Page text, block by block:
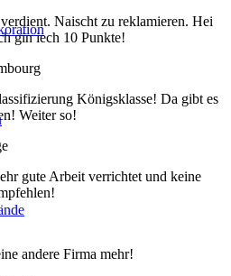
Naischt zu reklamieren. Hei
gin iech 10 Punkte!
Königsklasse! Da gibt es
Weiter so!
gute Arbeit verrichtet und keine
andere Firma mehr!